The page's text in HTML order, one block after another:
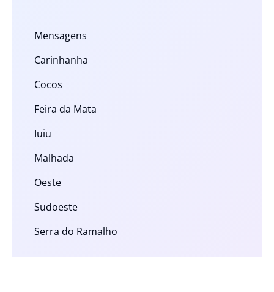
Mensagens
Carinhanha
Cocos
Feira da Mata
Iuiu
Malhada
Oeste
Sudoeste
Serra do Ramalho